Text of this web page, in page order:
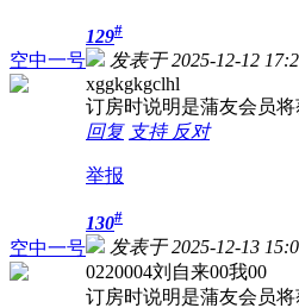
空中一号
129#
发表于 2025-12-12
xggkgkgclhl
订房时说明是蒲友会员
回复 支持 反对
举报
空中一号
130#
发表于 2025-12-13
0220004刘自来00我00
订房时说明是蒲友会员